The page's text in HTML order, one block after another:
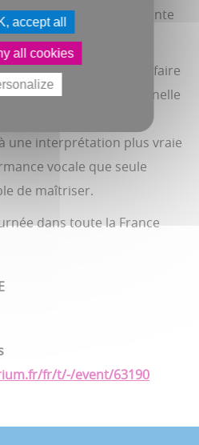
d'une carrière fulgurante
dans le monde.
est heureux de pouvoir faire
une artiste exceptionnelle
répertoire unique de
une interprétation plus vraie
vocale que seule
de maîtriser.
dans toute la France
fr/t/-/event/63190
accept all
all cookies